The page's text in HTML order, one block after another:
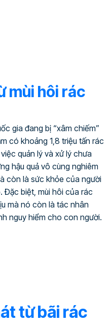
mùi hôi rác
gia đang bị “xâm chiếm”
có khoảng 1,8 triệu tấn rác
quản lý và xử lý chưa
hậu quả vô cùng nghiêm
còn là sức khỏe của người
Đặc biệt, mùi hôi của rác
mà nó còn là tác nhân
nguy hiểm cho con người.
từ bãi rác